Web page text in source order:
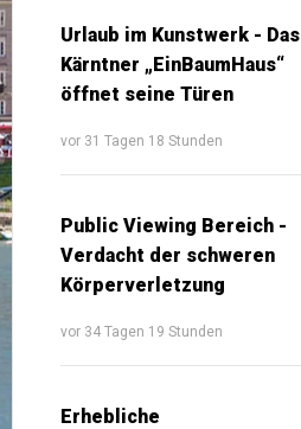
Urlaub im Kunstwerk - Das
Kärntner „EinBaumHaus“
öffnet seine Türen
vor 31 Tagen 18 Stunden
Public Viewing Bereich -
Verdacht der schweren
Körperverletzung
vor 34 Tagen 19 Stunden
Erhebliche